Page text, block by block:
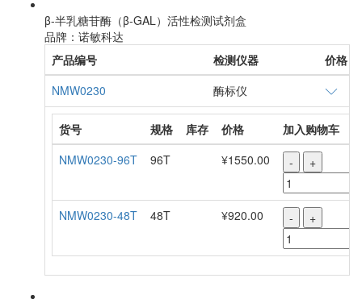
β-半乳糖苷酶（β-GAL）活性检测试剂盒
品牌：诺敏科达
产品编号
检测仪器
价格
NMW0230
酶标仪
货号 规格 库存 价格
加入购物车
NMW0230-96T
96T ¥1550.00 - +
NMW0230-48T 48T ¥920.00 - +